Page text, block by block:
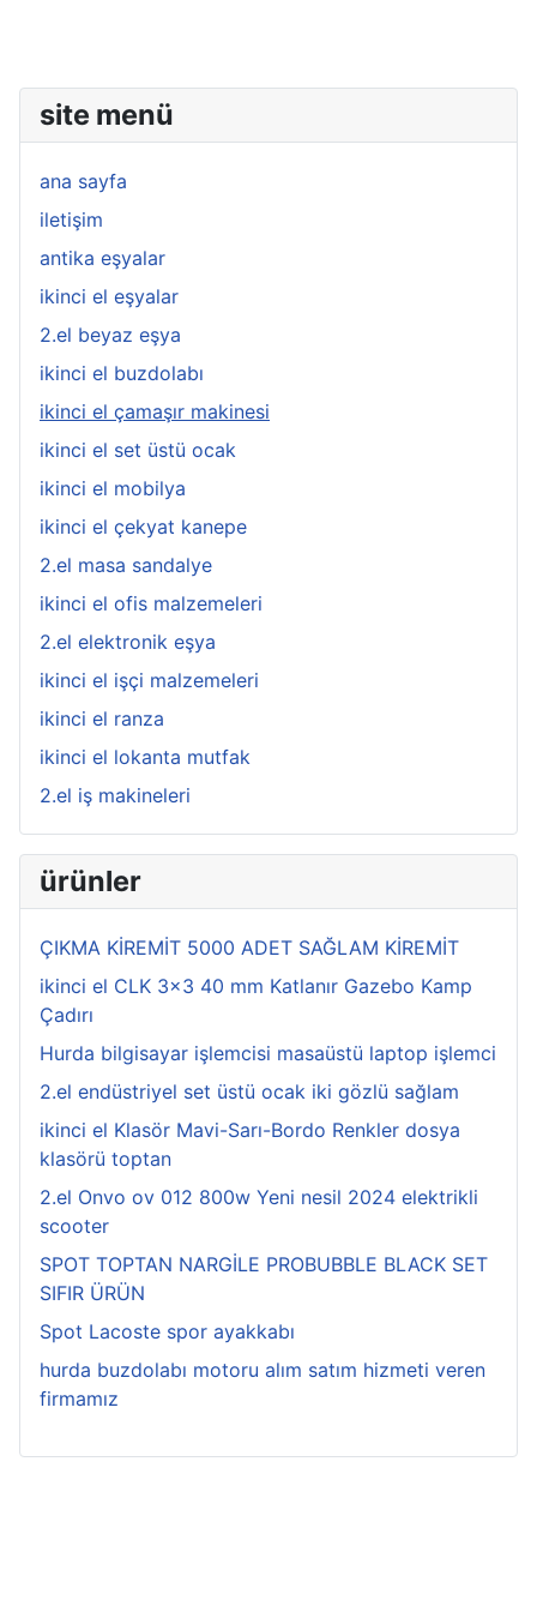
site menü
ana sayfa
iletişim
antika eşyalar
ikinci el eşyalar
2.el beyaz eşya
ikinci el buzdolabı
ikinci el çamaşır makinesi
ikinci el set üstü ocak
ikinci el mobilya
ikinci el çekyat kanepe
2.el masa sandalye
ikinci el ofis malzemeleri
2.el elektronik eşya
ikinci el işçi malzemeleri
ikinci el ranza
ikinci el lokanta mutfak
2.el iş makineleri
ürünler
ÇIKMA KİREMİT 5000 ADET SAĞLAM KİREMİT
ikinci el CLK 3x3 40 mm Katlanır Gazebo Kamp
Çadırı
Hurda bilgisayar işlemcisi masaüstü laptop işlemci
2.el endüstriyel set üstü ocak iki gözlü sağlam
ikinci el Klasör Mavi-Sarı-Bordo Renkler dosya
klasörü toptan
2.el Onvo ov 012 800w Yeni nesil 2024 elektrikli
scooter
SPOT TOPTAN NARGİLE PROBUBBLE BLACK SET
SIFIR ÜRÜN
Spot Lacoste spor ayakkabı
hurda buzdolabı motoru alım satım hizmeti veren
firmamız